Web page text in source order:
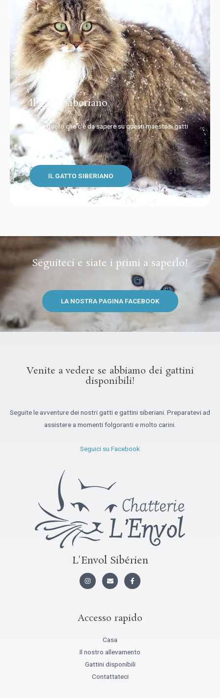
Il gatto siberiano
Tutto quello che c'è da sapere su questi maestosi gatti
del freddo
IL GATTO SIBERIANO
Seguiteci e siate i primi a saperlo!
LA NOSTRA PAGINA FACEBOOK
Venite a vedere se abbiamo dei gattini
disponibili!
Seguite le avventure dei nostri gatti e gattini siberiani. Preparatevi ad
assistere a momenti folgoranti e molto carini.
Seguici su Facebook
L'Envol Sibérien
n
s
a
B
u
s
F
a
c
o
k
Accesso rapido
Casa
Il nostro allevamento
Gattini disponibili
Contattateci